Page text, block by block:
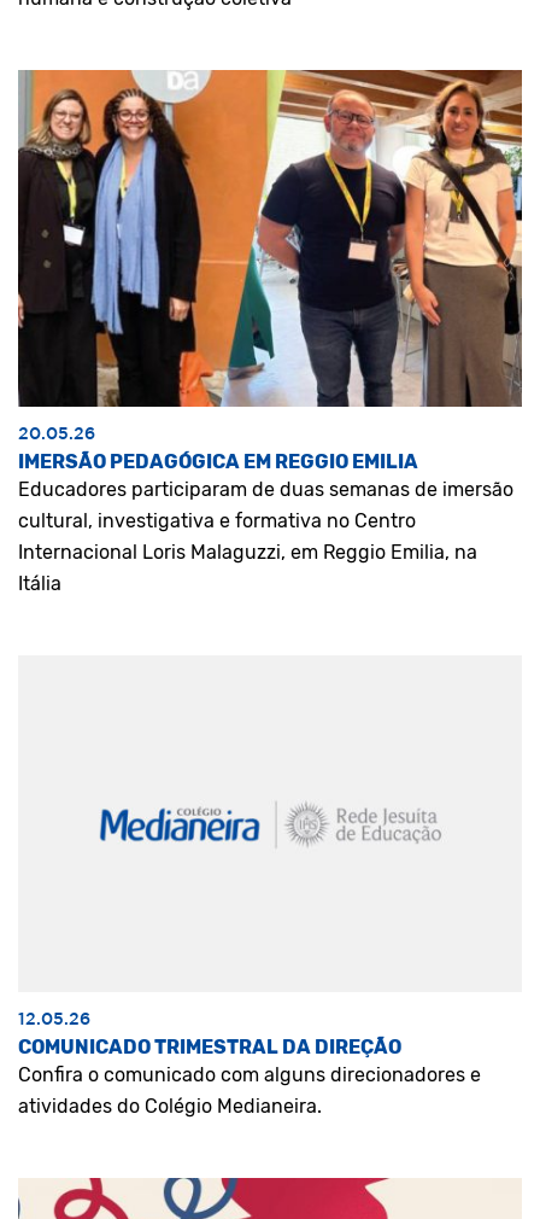
20.05.26
IMERSÃO PEDAGÓGICA EM REGGIO EMILIA
Educadores participaram de duas semanas de imersão
cultural, investigativa e formativa no Centro
Internacional Loris Malaguzzi, em Reggio Emilia, na
Itália
12.05.26
COMUNICADO TRIMESTRAL DA DIREÇÃO
Confira o comunicado com alguns direcionadores e
atividades do Colégio Medianeira.